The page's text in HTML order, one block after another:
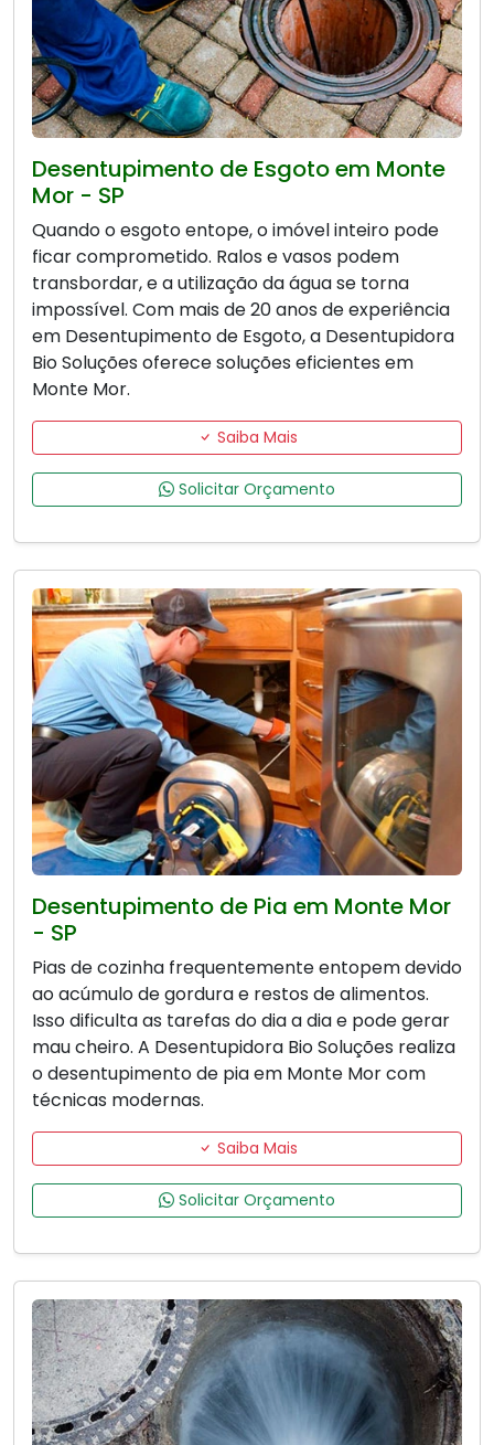
Desentupimento de Esgoto em Monte
Mor - SP
Quando o esgoto entope, o imóvel inteiro pode
ficar comprometido. Ralos e vasos podem
transbordar, e a utilização da água se torna
impossível. Com mais de 20 anos de experiência
em Desentupimento de Esgoto, a Desentupidora
Bio Soluções oferece soluções eficientes em
Monte Mor.
Saiba Mais
Solicitar Orçamento
Desentupimento de Pia em Monte Mor
- SP
Pias de cozinha frequentemente entopem devido
ao acúmulo de gordura e restos de alimentos.
Isso dificulta as tarefas do dia a dia e pode gerar
mau cheiro. A Desentupidora Bio Soluções realiza
o desentupimento de pia em Monte Mor com
técnicas modernas.
Saiba Mais
Solicitar Orçamento